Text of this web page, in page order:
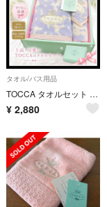
タオル/バス用品
TOCCA タオルセット 2枚組 ギフトBOX付 新品未使用 無撚糸 上品
¥ 2,880